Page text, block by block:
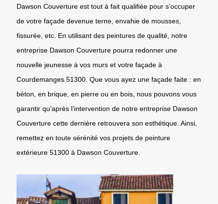
Dawson Couverture est tout à fait qualifiée pour s’occuper
de votre façade devenue terne, envahie de mousses,
fissurée, etc. En utilisant des peintures de qualité, notre
entreprise Dawson Couverture pourra redonner une
nouvelle jeunesse à vos murs et votre façade à
Courdemanges 51300. Que vous ayez une façade faite : en
béton, en brique, en pierre ou en bois, nous pouvons vous
garantir qu’après l’intervention de notre entreprise Dawson
Couverture cette dernière retrouvera son esthétique. Ainsi,
remettez en toute sérénité vos projets de peinture
extérieure 51300 à Dawson Couverture.